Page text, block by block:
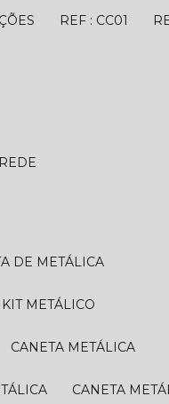
REF : CC01
DE METÁLICA
KIT METÁLICO
CANETA METÁLICA
CANETA